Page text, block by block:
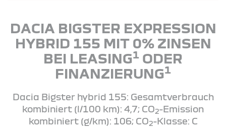
DACIA BIGSTER EXPRESSION
HYBRID 155 MIT 0% ZINSEN
BEI LEASING1 ODER
FINANZIERUNG1
Dacia Bigster hybrid 155: Gesamtverbrauch
kombiniert (l/100 km): 4,7; CO2-Emission
kombiniert (g/km): 106; CO2-Klasse: C